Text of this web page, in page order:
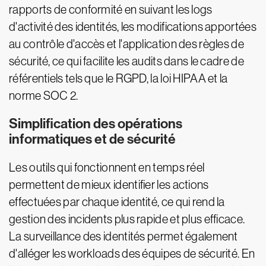
rapports de conformité en suivant les logs
d'activité des identités, les modifications apportées
au contrôle d'accès et l'application des règles de
sécurité, ce qui facilite les audits dans le cadre de
référentiels tels que le RGPD, la loi HIPAA et la
norme SOC 2.
Simplification des opérations
informatiques et de sécurité
Les outils qui fonctionnent en temps réel
permettent de mieux identifier les actions
effectuées par chaque identité, ce qui rend la
gestion des incidents plus rapide et plus efficace.
La surveillance des identités permet également
d'alléger les workloads des équipes de sécurité. En